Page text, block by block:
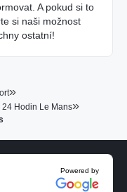
A pokud si to
si naši možnost
ostatní!
»
24 Hodin Le Mans»
Powered by